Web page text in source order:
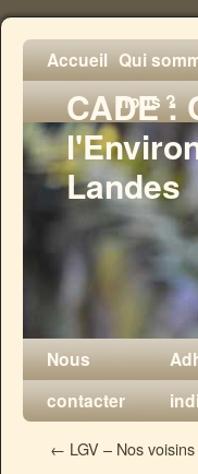
CADE :
Landes
Accueil Qui
nous ?
Nous
contacter
← LGV – Nos